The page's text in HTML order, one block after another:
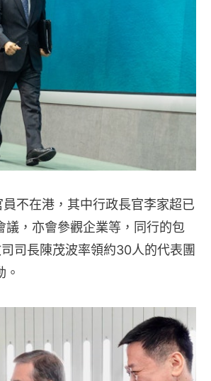
不在港，其中行政長官李家超已
，亦會參觀企業等，同行的包
司長陳茂波率領約30人的代表團